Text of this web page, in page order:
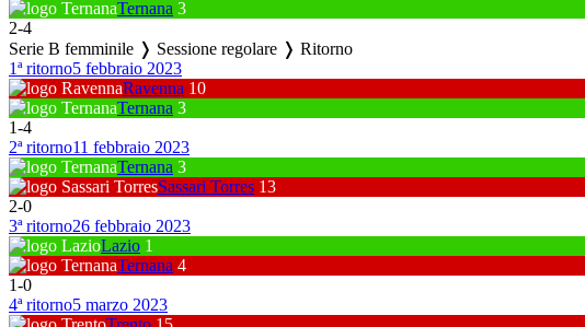
Ternana 3
2-4
Serie B femminile ❭ Sessione regolare ❭ Ritorno
1ª ritorno5 febbraio 2023
Ravenna 10
Ternana 3
1-4
2ª ritorno11 febbraio 2023
Ternana 3
Sassari Torres 13
2-0
3ª ritorno26 febbraio 2023
Lazio 1
Ternana 4
1-0
4ª ritorno5 marzo 2023